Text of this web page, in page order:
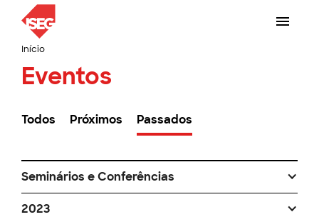
Início
Eventos
Todos Próximos Passados
Seminários e Conferências
2023